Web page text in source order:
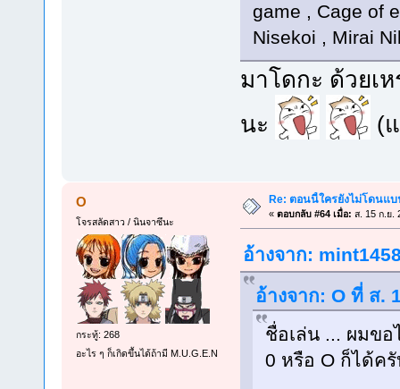
game , Cage of
Nisekoi , Mirai
มาโดกะ ด้วยเ
นะ
(
O
โจรสลัดสาว / นินจาซึนะ
กระทู้: 268
อะไร ๆ ก็เกิดขึ้นได้ถ้ามี M.U.G.E.N
Re: ตอนนี้ใครยังไม่โดนแ
« ตอบกลับ #64 เมื่อ: ส. 15 ก.ย.
อ้างจาก:
อ้างจาก: O ที่ ส.
ชื่อเล่น ... ผมข
0 หรือ O ก็ได้ค